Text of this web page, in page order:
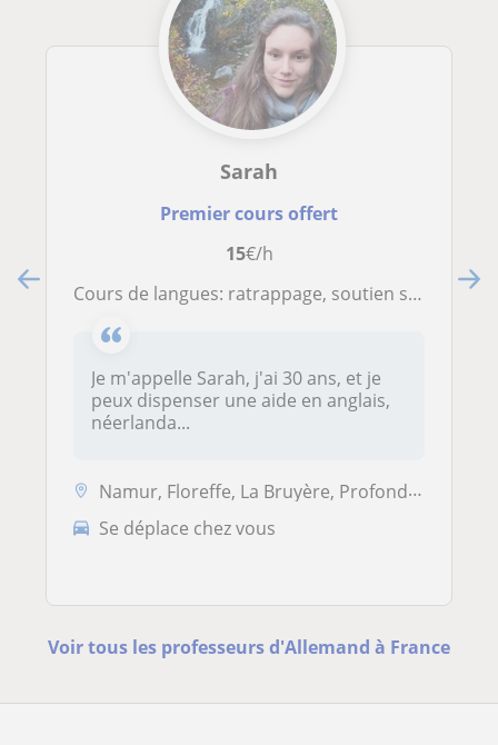
Sarah
Premier cours offert
15€/h
Cours de langues: ratrappage, soutien scolaire et aide aux devoirs
Je m'appelle Sarah, j'ai 30 ans, et je
peux dispenser une aide en anglais,
néerlanda...
Namur, Floreffe, La Bruyère, Profondeville
Se déplace chez vous
Voir tous les professeurs d'Allemand à France